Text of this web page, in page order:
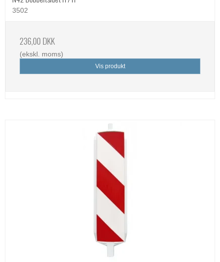
3502
236,00 DKK
(ekskl. moms)
Vis produkt